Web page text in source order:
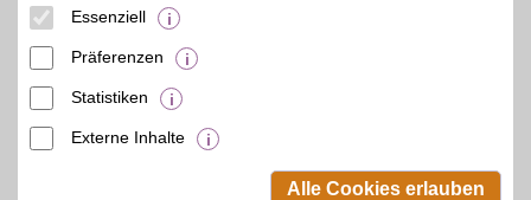
Beamten-Selbsthilfewerk GmbH.
Essenziell
Präferenzen
Statistiken
Externe Inhalte
Alle Cookies erlauben